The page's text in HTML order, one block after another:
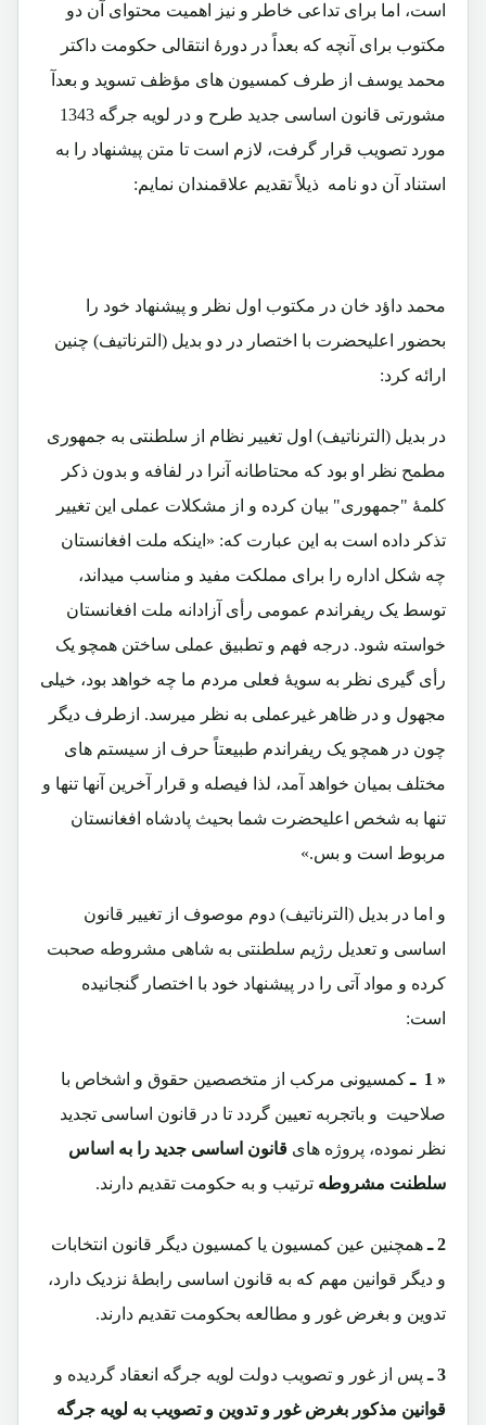
است، اما برای تداعی خاطر و نیز اهمیت محتوای آن دو
مکتوب برای آنچه که بعداً در دورۀ انتقالی حکومت داکتر
محمد یوسف از طرف کمسیون های مؤظف تسوید و بعدآ
مشورتی قانون اساسی جدید طرح و در لویه جرگه 1343
مورد تصویب قرار گرفت، لازم است تا متن پیشنهاد را به
استناد آن دو نامه ذیلاً تقدیم علاقمندان نمایم:
محمد داؤد خان در مکتوب اول نظر و پیشنهاد خود را
بحضور اعلیحضرت با اختصار در دو بدیل (الترناتیف) چنین
ارائه کرد:
در بدیل (الترناتیف) اول تغییر نظام از سلطنتی به جمهوری
مطمح نظر او بود که محتاطانه آنرا در لفافه و بدون ذکر
کلمۀ "جمهوری" بیان کرده و از مشکلات عملی این تغییر
تذکر داده است به این عبارت که: «اینکه ملت افغانستان
چه شکل اداره را برای مملکت مفید و مناسب میداند،
توسط یک ریفراندم عمومی رأی آزادانه ملت افغانستان
خواسته شود. درجه فهم و تطبیق عملی ساختن همچو یک
رأی گیری نظر به سویۀ فعلی مردم ما چه خواهد بود، خیلی
مجهول و در ظاهر غیرعملی به نظر میرسد. ازطرف دیگر
چون در همچو یک ریفراندم طبیعتاً حرف از سیستم های
مختلف بمیان خواهد آمد، لذا فیصله و قرار آخرین آنها تنها و
تنها به شخص اعلیحضرت شما بحیث پادشاه افغانستان
مربوط است و بس.»
و اما در بدیل (الترناتیف) دوم موصوف از تغییر قانون
اساسی و تعدیل رژیم سلطنتی به شاهی مشروطه صحبت
کرده و مواد آتی را در پیشنهاد خود با اختصار گنجانیده
است:
« 1 ـ
کمسیونی مرکب از متخصصین حقوق و اشخاص با
صلاحیت و باتجربه تعیین گردد تا در قانون اساسی تجدید
نظر نموده، پروژه های قانون اساسی جدید را به اساس
سلطنت مشروطه ترتیب و به حکومت تقدیم دارند.
2 ـ همچنین عین کمسیون یا کمسیون دیگر قانون انتخابات
و دیگر قوانین مهم که به قانون اساسی رابطۀ نزدیک دارد،
تدوین و بغرض غور و مطالعه بحکومت تقدیم دارند.
3 ـ پس از غور و تصویب دولت لویه جرگه انعقاد گردیده و
قوانین مذکور بغرض غور و تدوین و تصویب به لویه جرگه